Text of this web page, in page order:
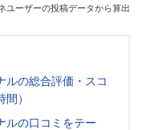
ユーザーの投稿データから算出
ルの総合評価・スコ
）
ルの口コミをテー